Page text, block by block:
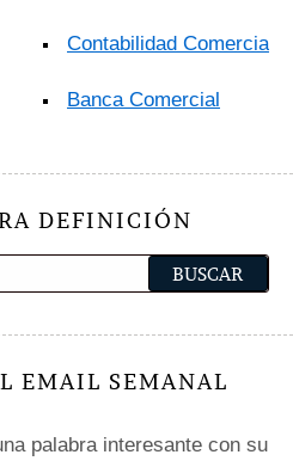
Contabilidad Comercial
Banca Comercial
DEFINICIÓN
EMAIL SEMANAL
palabra interesante con su